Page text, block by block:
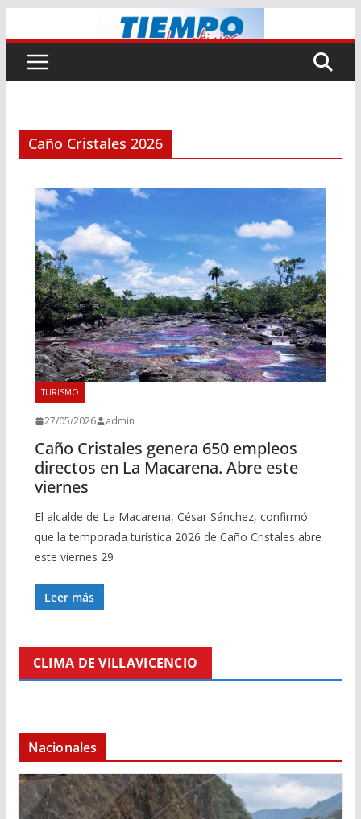
al
contenido
Caño Cristales 2026
TURISMO
27/05/2026 admin
Caño Cristales genera 650 empleos
directos en La Macarena. Abre este
viernes
El alcalde de La Macarena, César Sánchez, confirmó
que la temporada turística 2026 de Caño Cristales abre
este viernes 29
Leer más
CLIMA DE VILLAVICENCIO
Nacionales